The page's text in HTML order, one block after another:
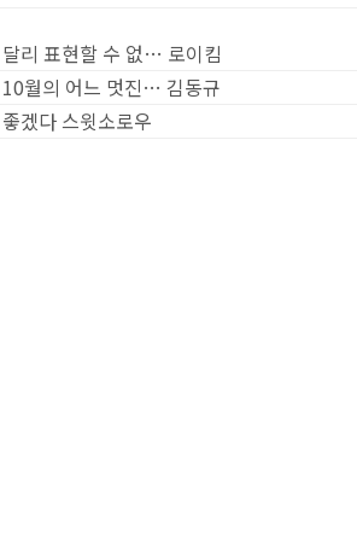
달리 표현할 수 없… 로이킴
10월의 어느 멋진… 김동규
좋겠다 스윗소로우